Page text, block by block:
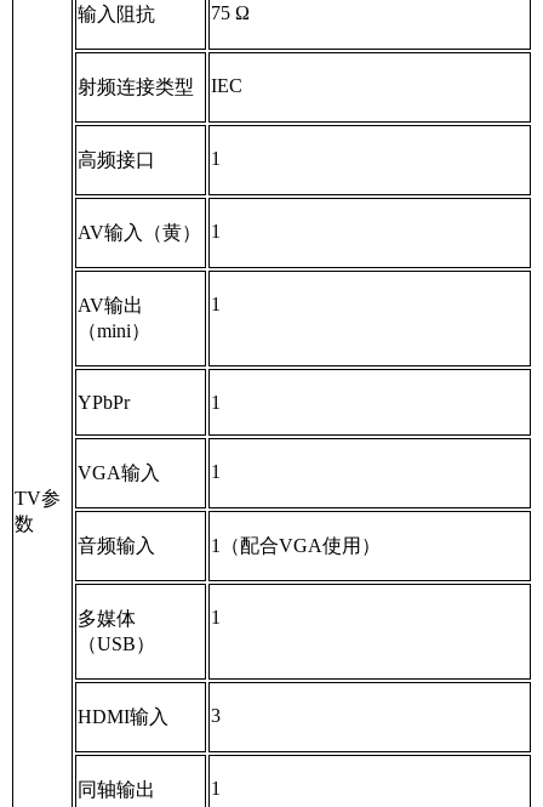
TV参
数
输入阻抗 75Ω
射频连接类型 IEC
高频接口 1
AV输入（黄） 1
AV输出
（mini）
1
YPbPr 1
VGA输入 1
音频输入 1 （配合VGA使用）
多媒体
（USB）
1
HDMI输入 3
同轴输出 1